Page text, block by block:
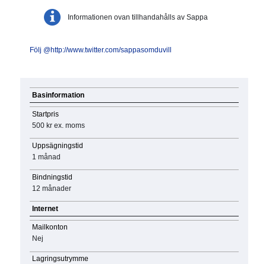
Informationen ovan tillhandahålls av Sappa
Följ @http://www.twitter.com/sappasomduvill
Basinformation
Startpris
500 kr ex. moms
Uppsägningstid
1 månad
Bindningstid
12 månader
Internet
Mailkonton
Nej
Lagringsutrymme